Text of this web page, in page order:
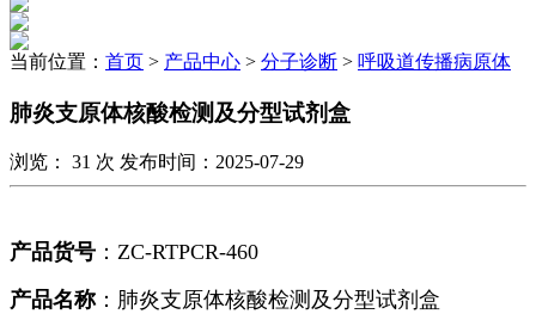
当前位置： 首页 > 产品中心 > 分子诊断 > 呼吸道传播病原体
肺炎支原体核酸检测及分型试剂盒
浏览： 31 次 发布时间：2025-07-29
产品货号 ： ZC-RTPCR-460
产品名称：肺炎支原体核酸检测及分型试剂盒